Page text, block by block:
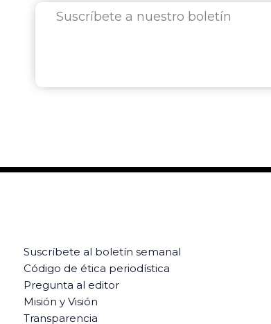
Suscríbete a nuestro boletín
Suscríbete al boletín semanal
Código de ética periodística
Pregunta al editor
Misión y Visión
Transparencia